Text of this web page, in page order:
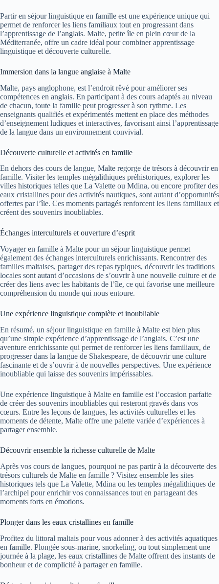
Partir en séjour linguistique en famille est une expérience unique qui
permet de renforcer les liens familiaux tout en progressant dans
l’apprentissage de l’anglais. Malte, petite île en plein cœur de la
Méditerranée, offre un cadre idéal pour combiner apprentissage
linguistique et découverte culturelle.
Immersion dans la langue anglaise à Malte
Malte, pays anglophone, est l’endroit rêvé pour améliorer ses
compétences en anglais. En participant à des cours adaptés au niveau
de chacun, toute la famille peut progresser à son rythme. Les
enseignants qualifiés et expérimentés mettent en place des méthodes
d’enseignement ludiques et interactives, favorisant ainsi l’apprentissage
de la langue dans un environnement convivial.
Découverte culturelle et activités en famille
En dehors des cours de langue, Malte regorge de trésors à découvrir en
famille. Visiter les temples mégalithiques préhistoriques, explorer les
villes historiques telles que La Valette ou Mdina, ou encore profiter des
eaux cristallines pour des activités nautiques, sont autant d’opportunités
offertes par l’île. Ces moments partagés renforcent les liens familiaux et
créent des souvenirs inoubliables.
Échanges interculturels et ouverture d’esprit
Voyager en famille à Malte pour un séjour linguistique permet
également des échanges interculturels enrichissants. Rencontrer des
familles maltaises, partager des repas typiques, découvrir les traditions
locales sont autant d’occasions de s’ouvrir à une nouvelle culture et de
créer des liens avec les habitants de l’île, ce qui favorise une meilleure
compréhension du monde qui nous entoure.
Une expérience linguistique complète et inoubliable
En résumé, un séjour linguistique en famille à Malte est bien plus
qu’une simple expérience d’apprentissage de l’anglais. C’est une
aventure enrichissante qui permet de renforcer les liens familiaux, de
progresser dans la langue de Shakespeare, de découvrir une culture
fascinante et de s’ouvrir à de nouvelles perspectives. Une expérience
inoubliable qui laisse des souvenirs impérissables.
Une expérience linguistique à Malte en famille est l’occasion parfaite
de créer des souvenirs inoubliables qui resteront gravés dans vos
cœurs. Entre les leçons de langues, les activités culturelles et les
moments de détente, Malte offre une palette variée d’expériences à
partager ensemble.
Découvrir ensemble la richesse culturelle de Malte
Après vos cours de langues, pourquoi ne pas partir à la découverte des
trésors culturels de Malte en famille ? Visitez ensemble les sites
historiques tels que La Valette, Mdina ou les temples mégalithiques de
l’archipel pour enrichir vos connaissances tout en partageant des
moments forts en émotions.
Plonger dans les eaux cristallines en famille
Profitez du littoral maltais pour vous adonner à des activités aquatiques
en famille. Plongée sous-marine, snorkeling, ou tout simplement une
journée à la plage, les eaux cristallines de Malte offrent des instants de
bonheur et de complicité à partager en famille.